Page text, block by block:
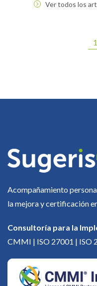
Ver todos los
1
Acompañamiento
la mejora y certificación
Consultoría para la
CMMI | ISO 27001 | ISO